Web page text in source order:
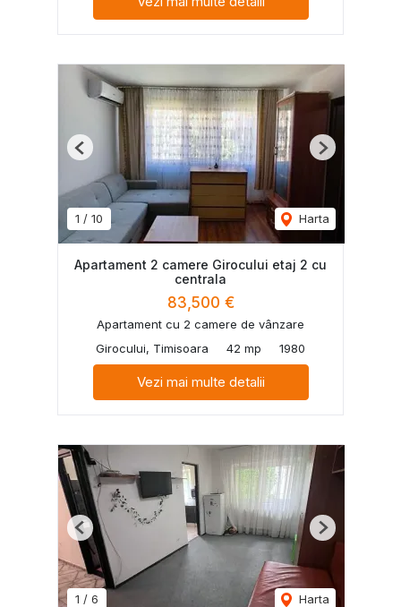
1 / 10 Harta
Previous Next
Apartament 2 camere Girocului etaj 2 cu
centrala
83,500 €
Apartament cu 2 camere de vânzare
Girocului, Timisoara
42 mp 1980
Vezi mai multe detalii
1 / 6 Harta
Previous Next